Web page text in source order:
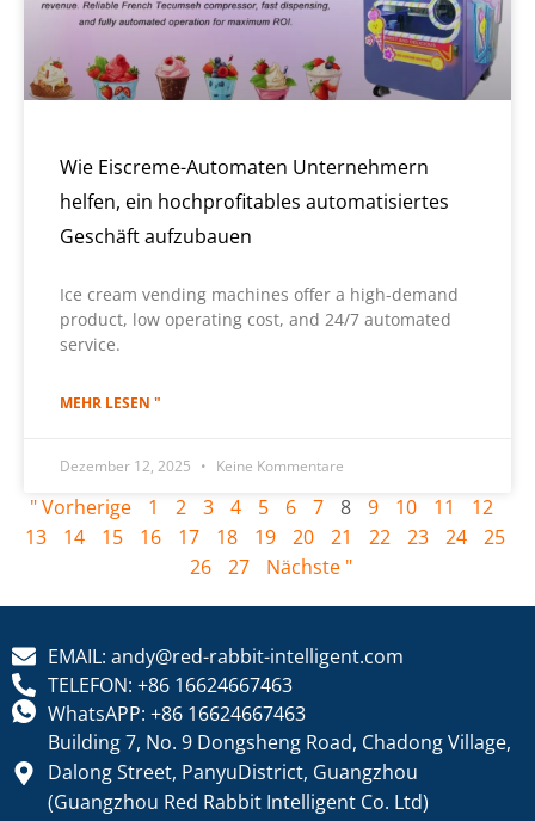
Wie Eiscreme-Automaten Unternehmern
helfen, ein hochprofitables automatisiertes
Geschäft aufzubauen
Ice cream vending machines offer a high-demand
product, low operating cost, and 24/7 automated
service.
MEHR LESEN "
Dezember 12, 2025 Keine Kommentare
" Vorherige 1 2 3 4 5 6 7 8 9 10 11
12
13
14 15 16 17 18 19 20 21 22 23 24
25
26
27 Nächste "
EMAIL: andy@red-rabbit-intelligent.com
TELEFON: +86 16624667463
WhatsAPP: +86 16624667463
Building 7, No. 9 Dongsheng Road, Chadong Village,
Dalong Street, PanyuDistrict, Guangzhou
(Guangzhou Red Rabbit Intelligent Co. Ltd)